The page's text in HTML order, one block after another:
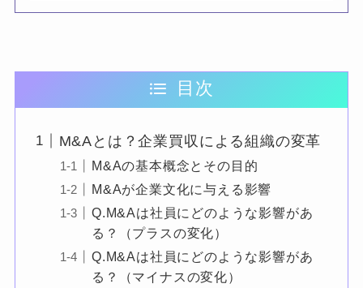
目次
M&Aとは？企業買収による組織の変革
M&Aの基本概念とその目的
M&Aが企業文化に与える影響
Q.M&Aは社員にどのような影響があ
る？（プラスの変化）
Q.M&Aは社員にどのような影響があ
る？（マイナスの変化）